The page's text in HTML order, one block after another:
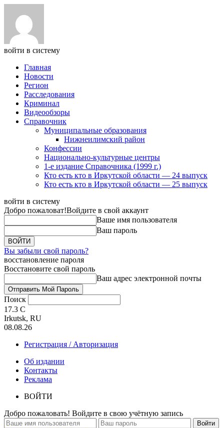
войти в систему
Главная
Новости
Регион
Расследования
Криминал
Видеообзоры
Справочник
Муниципальные образования
Нижнеилимский район
Конфессии
Национально-культурные центры
1-е издание Справочника (1999 г.)
Кто есть кто в Иркутской области — 24 выпуск
Кто есть кто в Иркутской области — 25 выпуск
войти в систему
Добро пожаловат!Войдите в свой аккаунт
Ваше имя пользователя
Ваш пароль
Вы забыли свой пароль?
восстановление пароля
Восстановите свой пароль
Ваш адрес электронной почты
Поиск
17.3 C
Irkutsk, RU
08.08.26
Регистрация / Авторизация
Об издании
Контакты
Реклама
ВОЙТИ
Добро пожаловать! Войдите в свою учётную запись